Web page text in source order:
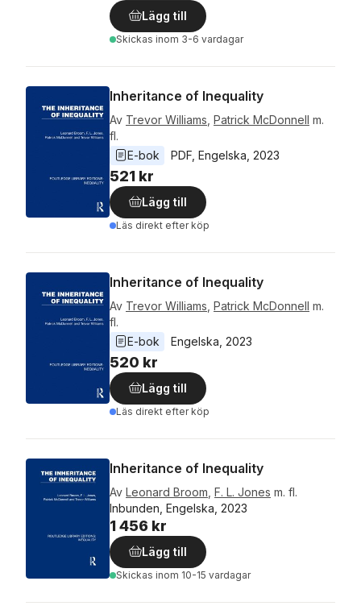
Lägg till
Skickas inom 3-6 vardagar
Inheritance of Inequality
Av Trevor Williams Patrick McDonnell m.
fl.
E-bok
PDF Engelska 2023
521 kr
Lägg till
Läs direkt efter köp
Inheritance of Inequality
Av Trevor Williams Patrick McDonnell m.
fl.
E-bok
Engelska 2023
520 kr
Lägg till
Läs direkt efter köp
Inheritance of Inequality
Av Leonard Broom F. L. Jones m. fl.
Inbunden, Engelska, 2023
1 456 kr
Lägg till
Skickas inom 10-15 vardagar